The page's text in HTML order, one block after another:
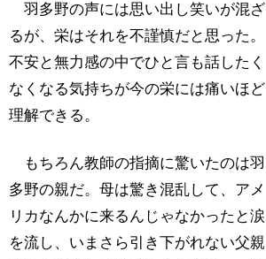
羽多野の声には思い出し笑いが混ざ
るが、栄はそれを不謹慎だと思った。
不安と無力感の中でひと言も話したく
なくなる気持ちが今の栄には痛いほど
理解できる。
もちろん教師の指摘に驚いたのは羽
多野の親だ。母は驚き混乱して、アメ
リカなんかに来るんじゃなかったと涙
を流し、いまさら引き下がれない父親